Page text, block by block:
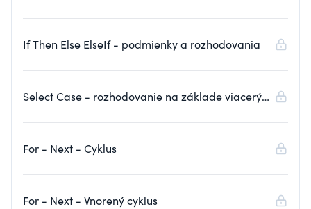
If Then Else ElseIf - podmienky a rozhodovania
Select Case - rozhodovanie na základe viacerých
For - Next - Cyklus
For - Next - Vnorený cyklus